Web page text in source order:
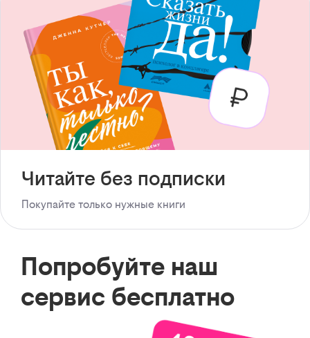
Читайте без подписки
Покупайте только нужные книги
Попробуйте наш
сервис бесплатно